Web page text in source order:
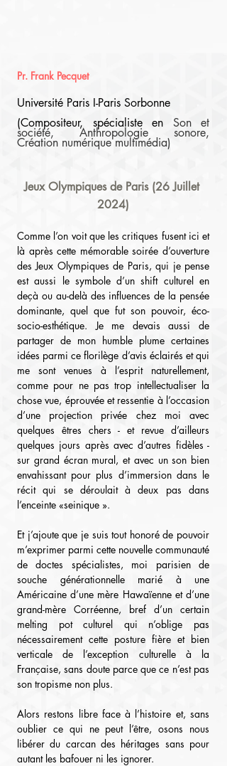
Pr. Frank Pecquet
Université Paris I-Paris Sorbonne
(Compositeur, spécialiste en Son et
société, Anthropologie sonore,
Création numérique multimédia)
Jeux Olympiques de Paris (26 Juillet
2024)
Comme l’on voit que les critiques fusent ici et
là après cette mémorable soirée d’ouverture
des Jeux Olympiques de Paris, qui je pense
est aussi le symbole d’un shift culturel en
deçà ou au-delà des influences de la pensée
dominante, quel que fut son pouvoir, éco-
socio-esthétique. Je me devais aussi de
partager de mon humble plume certaines
idées parmi ce florilège d’avis éclairés et qui
me sont venues à l’esprit naturellement,
comme pour ne pas trop intellectualiser la
chose vue, éprouvée et ressentie à l’occasion
d’une projection privée chez moi avec
quelques êtres chers - et revue d’ailleurs
quelques jours après avec d’autres fidèles -
sur grand écran mural, et avec un son bien
envahissant pour plus d’immersion dans le
récit qui se déroulait à deux pas dans
l’enceinte «seinique ».
Et j’ajoute que je suis tout honoré de pouvoir
m’exprimer parmi cette nouvelle communauté
de doctes spécialistes, moi parisien de
souche générationnelle marié à une
Américaine d’une mère Hawaïenne et d’une
grand-mère Corréenne, bref d’un certain
melting pot culturel qui n’oblige pas
nécessairement cette posture fière et bien
verticale de l’exception culturelle à la
Française, sans doute parce que ce n’est pas
son tropisme non plus.
Alors restons libre face à l’histoire et, sans
oublier ce qui ne peut l’être, osons nous
libérer du carcan des héritages sans pour
autant les bafouer ni les ignorer.